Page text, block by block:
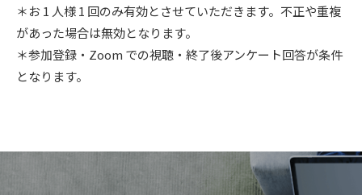
＊お 1 人様 1 回のみ有効とさせていただきます。不正や重複
があった場合は無効となります。
＊参加登録・Zoom での視聴・終了後アンケート回答が条件
となります。